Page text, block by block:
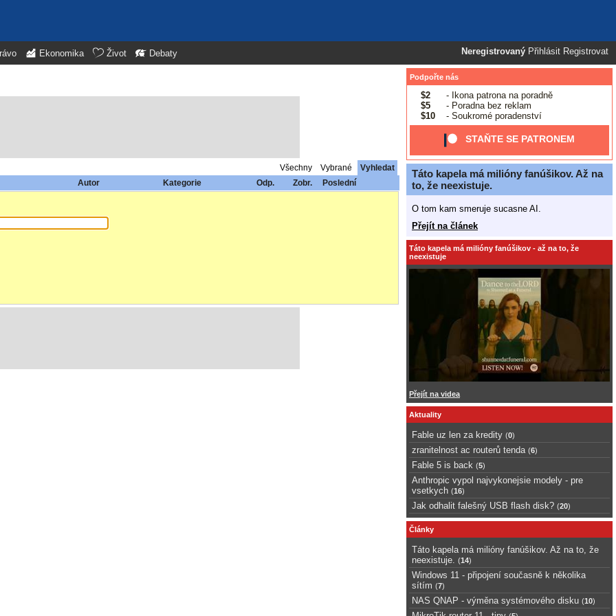
Neregistrovaný Přihlásit Registrovat
Ekonomika Život Debaty
Všechny Vybrané
Vyhledat
Autor
Kategorie Odp. Zobr. Poslední
Podpořte nás
$2
- Ikona patrona na poradně
$5
- Poradna bez reklam
$10
- Soukromé poradenství
STAŇTE SE PATRONEM
Táto kapela má milióny fanúšikov. Až na
to, že neexistuje.
O tom kam smeruje sucasne AI.
Přejít na článek
Táto kapela má milióny fanúšikov - až na to, že
neexistuje
Přejít na videa
Aktuality
Fable uz len za kredity (0)
zranitelnost ac routerů tenda (6)
Fable 5 is back (5)
Anthropic vypol najvykonejsie modely - pre
vsetkych (16)
Jak odhalit falešný USB flash disk? (20)
Články
Táto kapela má milióny fanúšikov. Až na to, že
neexistuje.
(14)
Windows 11 - připojení současně k několika
sítím (7)
NAS QNAP - výměna systémového disku (10)